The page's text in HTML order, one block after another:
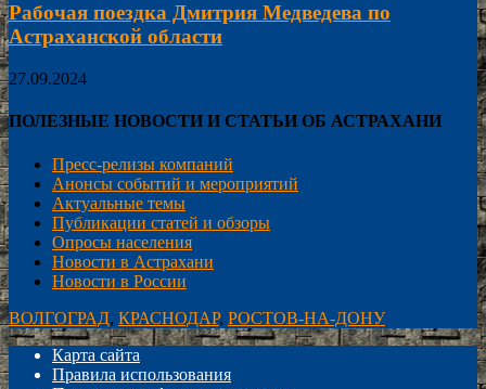
Рабочая поездка Дмитрия Медведева по
Астраханской области
27.09.2024
ПОЛЕЗНЫЕ НОВОСТИ И СТАТЬИ ОБ АСТРАХАНИ
Пресс-релизы компаний
Анонсы событий и мероприятий
Актуальные темы
Публикации статей и обзоры
Опросы населения
Новости в Астрахани
Новости в России
ВОЛГОГРАД, КРАСНОДАР, РОСТОВ-НА-ДОНУ
Карта сайта
Правила использования